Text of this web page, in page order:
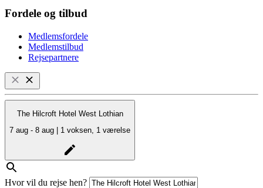
Fordele og tilbud
Medlemsfordele
Medlemstilbud
Rejsepartnere
The Hilcroft Hotel West Lothian
7 aug - 8 aug | 1 voksen, 1 værelse
Hvor vil du rejse hen?